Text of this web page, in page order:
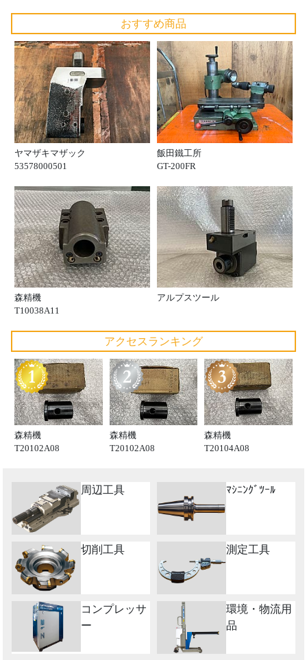
おすすめ商品
ヤマザキマザック
53578000501
飯田鐵工所
GT-200FR
森精機
T10038A11
アルプスツール
アクセスランキング
森精機
T20102A08
森精機
T20102A08
森精機
T20104A08
周辺工具 ﾏｼﾆﾝｸﾞﾂｰﾙ
切削工具 測定工具
コンプレッサ
ー
環境・物流用
品